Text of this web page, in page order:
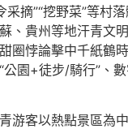
采摘”“挖野菜”等村
、貴州等地汗青文
圈悖論擊中千紙鶴
園+徒步/騎行”、數
游客以熱點景區為